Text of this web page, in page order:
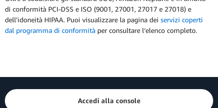
di conformità PCI-DSS e ISO (9001, 27001, 27017 e 27018) e
dell'idoneità HIPAA. Puoi visualizzare la pagina dei servizi coperti
dal programma di conformità per consultare l’elenco completo.
Accedi alla console